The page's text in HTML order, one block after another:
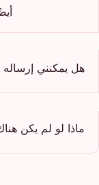
هل يمكنني إرساله
ماذا لو لم يكن